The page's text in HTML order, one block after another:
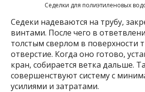
Седелки для полиэтиленовых
Седеки надеваются на трубу,
винтами. После чего в
толстым сверлом в поверхности
отверстие. Когда оно готово,
кран, собирается ветка дальше.
совершенствуют систему с
усилиями и затратами.